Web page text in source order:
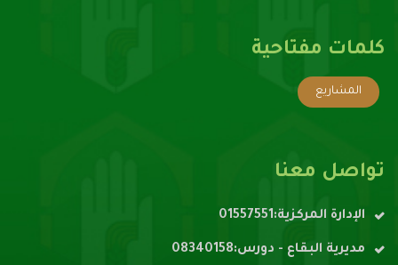
كلمات مفتاحية
المشاريع
تواصل معنا
الإدارة المركزية:01557551
مديرية البقاع - دورس:08340158